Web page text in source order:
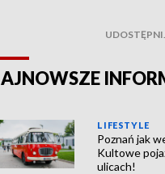
LIFESTYLE
Poznań jak
Kultowe
ulicach!